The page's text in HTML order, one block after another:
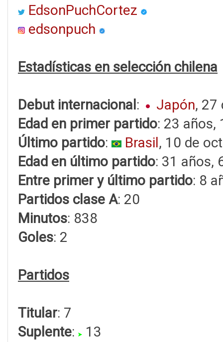
EdsonPuchCortez
edsonpuch
Estadísticas en selección chilena
Debut internacional : Japón, 27
Edad en primer partido: 23 años,
Último partido: Brasil, 10 de
Edad en último partido: 31 años,
Entre primer y último partido: 8
Partidos clase A: 20
Minutos: 838
Goles: 2
Partidos
Titular: 7
Suplente:
13